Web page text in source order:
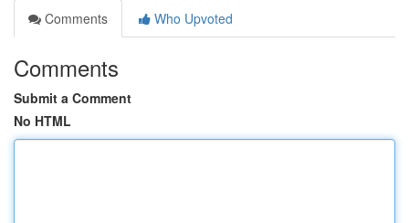
Comments
Who Upvoted
Comments
Submit a Comment
No HTML